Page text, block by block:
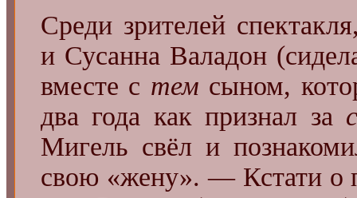
Среди зрителей
и Сусанна Валадон
вместе с тем сыном,
два года как признал за
Мигель свёл и
свою «жену». — Кстати о